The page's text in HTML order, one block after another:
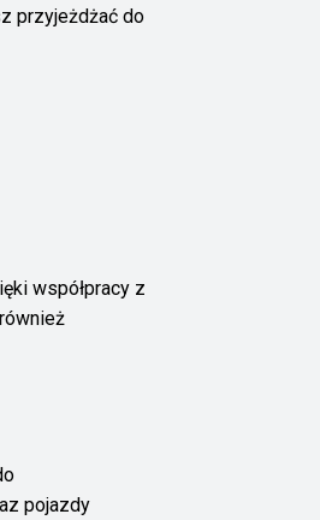
przyjeżdżać do
współpracy z
pojazdy